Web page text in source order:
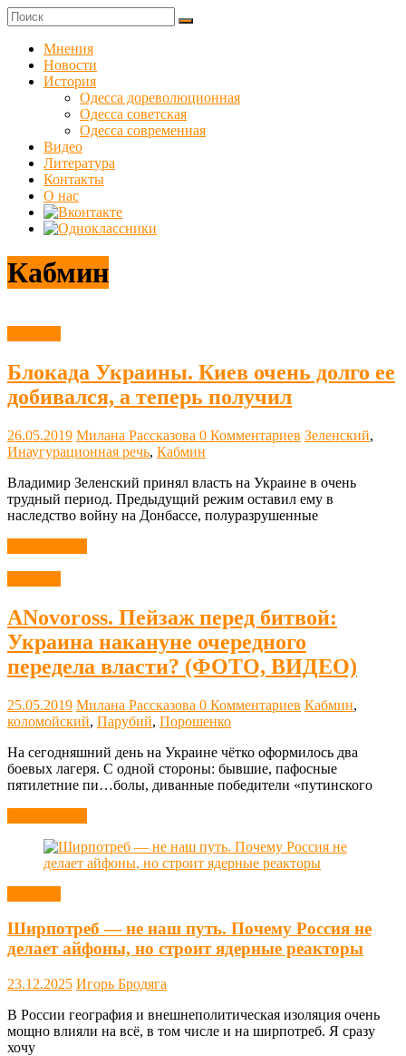
Skip
to
content
Куликовец
Сайт
одесского
сопротивления
Мнения
Новости
История
Одесса дореволюционная
Одесса советская
Одесса современная
Видео
Литература
Контакты
О нас
Кабмин
Блокада Украины. Киев очень долго ее
добивался, а теперь получил
26.05.2019 Милана Рассказова 0 Комментариев Зеленский,
Инаугурационная речь, Кабмин
Владимир Зеленский принял власть на Украине в очень
трудный период. Предыдущий режим оставил ему в
наследство войну на Донбассе, полуразрушенные
ANovoross. Пейзаж перед битвой:
Украина накануне очередного
передела власти? (ФОТО, ВИДЕО)
25.05.2019 Милана Рассказова 0 Комментариев Кабмин,
коломойский, Парубий, Порошенко
На сегодняшний день на Украине чётко оформилось два
боевых лагеря. С одной стороны: бывшие, пафосные
пятилетние пи…болы, диванные победители «путинского
Ширпотреб — не наш путь. Почему Россия не
делает айфоны, но строит ядерные реакторы
23.12.2025 Игорь Бродяга
В России география и внешнеполитическая изоляция очень
мощно влияли на всё, в том числе и на ширпотреб. Я сразу
хочу